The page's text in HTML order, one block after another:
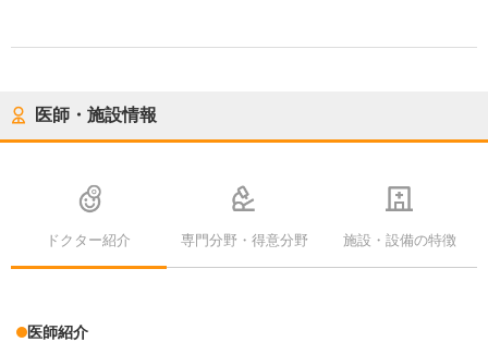
医師・施設情報
ドクター紹介 専門分野・得意分野 施設・設備の特徴
医師紹介